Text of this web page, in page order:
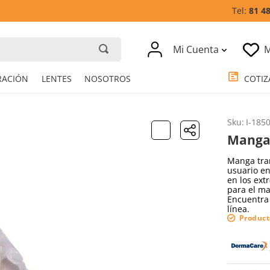
81
Mi Cuenta
Sku: I-1850
Manga
usuario
en los
para el
línea.